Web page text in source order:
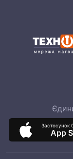
Застосунок
App